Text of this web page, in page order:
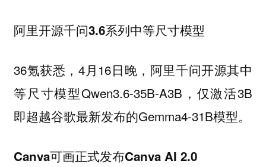
阿里开源千问3.6系列中等尺寸模型
36氪获悉，4月16日晚，阿里千问开源其中
等尺寸模型Qwen3.6-35B-A3B，仅激活3B
即超越谷歌最新发布的Gemma4-31B模型。
Canva可画正式发布Canva AI 2.0